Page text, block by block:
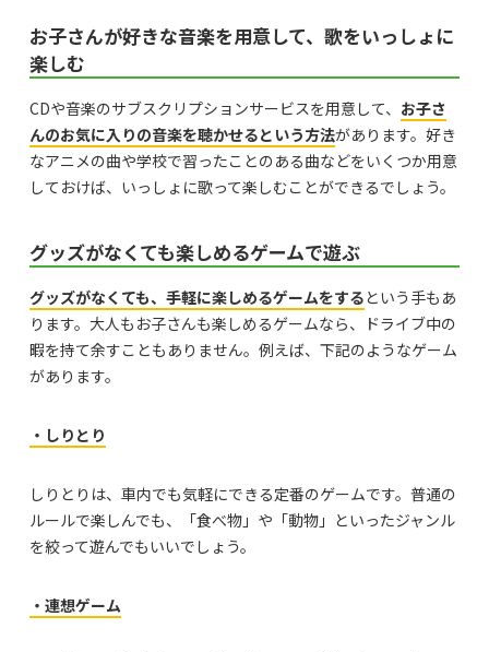
お子さんが好きな音楽を用意して、歌をいっしょに
楽しむ
CDや音楽のサブスクリプションサービスを用意して、 お子さ
んのお気に入りの音楽を聴かせるという方法があります。好き
なアニメの曲や学校で習ったことのある曲などをいくつか用意
しておけば、いっしょに歌って楽しむことができるでしょう。
グッズがなくても楽しめるゲームで遊ぶ
グッズがなくても、手軽に楽しめるゲームをするという手もあ
ります。大人もお子さんも楽しめるゲームなら、ドライブ中の
暇を持て余すこともありません。例えば、下記のようなゲーム
があります。
・しりとり
しりとりは、車内でも気軽にできる定番のゲームです。普通の
ルールで楽しんでも、「食べ物」や「動物」といったジャンル
を絞って遊んでもいいでしょう。
・連想ゲーム